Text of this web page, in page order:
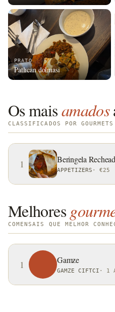
PRATO
Patlıcan dolmasi
Os maisamados
CLASSIFICADOS POR
1 Beringela
APPETIZERS · €25
Melhores
COMENSAIS QUE MELHOR
1 Gamze
GAMZE CIFTCI · 1